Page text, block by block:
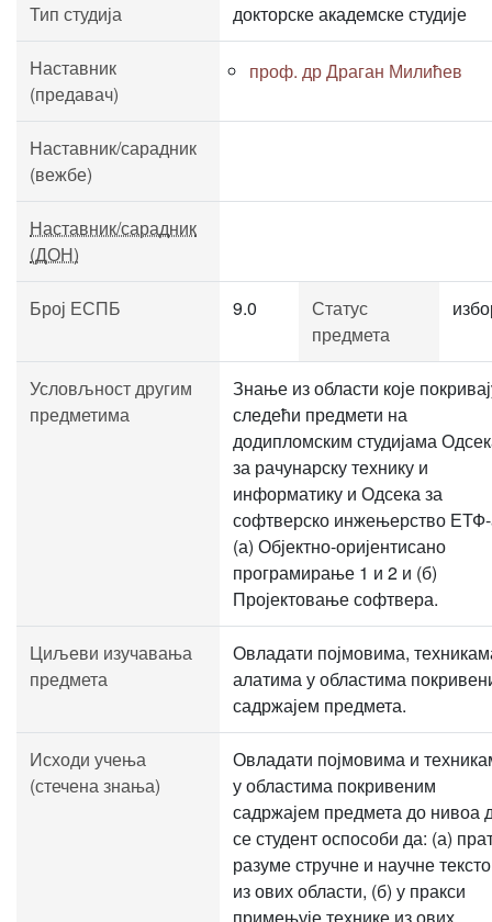
Тип студија докторске академске студије
Наставник
(предавач)
проф. др Драган Милићев
Наставник/сарадник
(вежбе)
Наставник/сарадник
(ДОН)
Број ЕСПБ 9.0
Статус
предмета
Условљност другим
предметима
Знање из области које
следећи предмети на
додипломским студијама
за рачунарску технику и
информатику и Одсека за
софтверско инжењерство
(а) Објектно-оријентисано
програмирање 1 и 2 и (б)
Пројектовање софтвера.
Циљеви изучавања
предмета
Овладати појмовима,
алатима у областима
садржајем предмета.
Исходи учења
(стечена знања)
Овладати појмовима и
у областима покривеним
садржајем предмета до нивоа
се студент оспособи да: (а)
разуме стручне и научне
из ових области, (б) у пракси